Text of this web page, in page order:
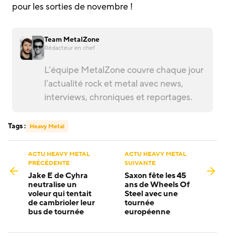
pour les sorties de novembre !
Team MetalZone
Rédacteur en chef
L’équipe MetalZone couvre chaque jour
l’actualité rock et metal avec news,
interviews, chroniques et reportages.
Tags : Heavy Metal
ACTU HEAVY METAL
PRÉCÉDENTE
Jake E de Cyhra
neutralise un
voleur qui tentait
de cambrioler leur
bus de tournée
ACTU HEAVY METAL
SUIVANTE
Saxon fête les 45
ans de Wheels Of
Steel avec une
tournée
européenne